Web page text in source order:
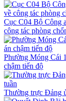
Cục C04 Bộ Công
công tác phòng
Phường Móng Cái
chậm tiến độ
Thường trực Đảng